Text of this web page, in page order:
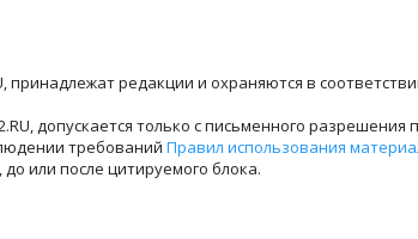
редакции и охраняются в
допускается только с письменного
требований Правил использования
или после цитируемого блока.